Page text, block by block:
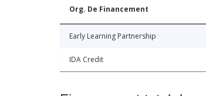
Org. De Financement
Early Learning Partnership
IDA Credit